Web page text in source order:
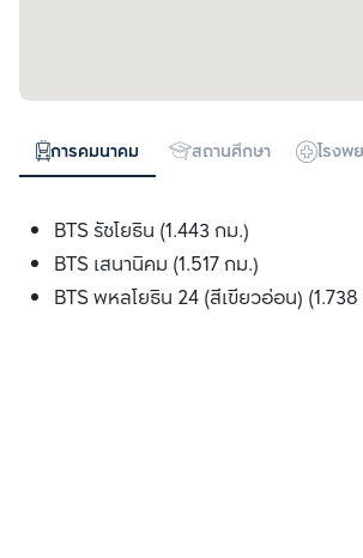
การคมนาคม สถานศึกษา โรงพ
BTS รัชโยธิน (1.443 กม.)
BTS เสนานิคม (1.517 กม.)
BTS พหลโยธิน 24 (สีเขียวอ่อน)